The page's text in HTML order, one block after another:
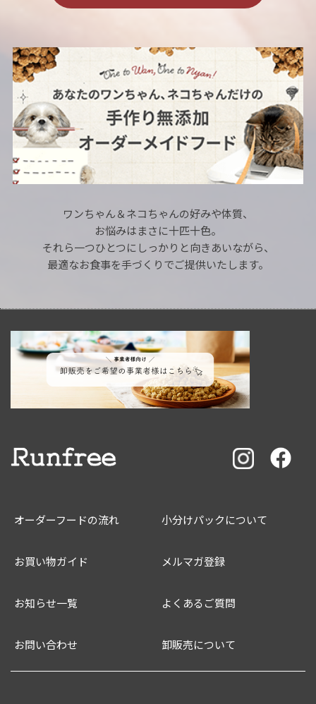
ワンちゃん＆ネコちゃんの好みや体質、
お悩みはまさに十匹十色。
それら一つひとつにしっかりと向きあいながら、
最適なお食事を手づくりでご提供いたします。
オーダーフードの流れ 小分けパックについて
お買い物ガイド メルマガ登録
お知らせ一覧 よくあるご質問
お問い合わせ 卸販売について